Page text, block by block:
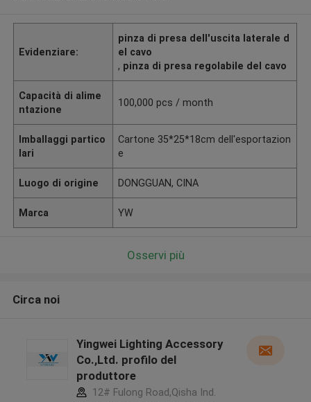
Evidenziare:
pinza di presa dell'uscita laterale d
el cavo
, pinza di presa regolabile del cavo
Capacità di alime
ntazione
100,000 pcs / month
Imballaggi partico
lari
Cartone 35*25*18cm dell'esportazion
e
Luogo di origine DONGGUAN, CINA
Marca YW
Osservi più
Circa noi
Yingwei Lighting Accessory
Co.,Ltd. profilo del
produttore
12# Fulong Road,Qisha Ind.